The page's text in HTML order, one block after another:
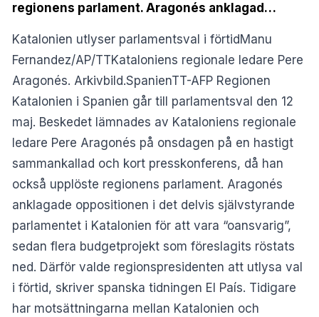
regionens parlament. Aragonés anklagad…
Katalonien utlyser parlamentsval i förtidManu
Fernandez/AP/TTKataloniens regionale ledare Pere
Aragonés. Arkivbild.SpanienTT-AFP Regionen
Katalonien i Spanien går till parlamentsval den 12
maj. Beskedet lämnades av Kataloniens regionale
ledare Pere Aragonés på onsdagen på en hastigt
sammankallad och kort presskonferens, då han
också upplöste regionens parlament. Aragonés
anklagade oppositionen i det delvis självstyrande
parlamentet i Katalonien för att vara “oansvarig”,
sedan flera budgetprojekt som föreslagits röstats
ned. Därför valde regionspresidenten att utlysa val
i förtid, skriver spanska tidningen El País. Tidigare
har motsättningarna mellan Katalonien och